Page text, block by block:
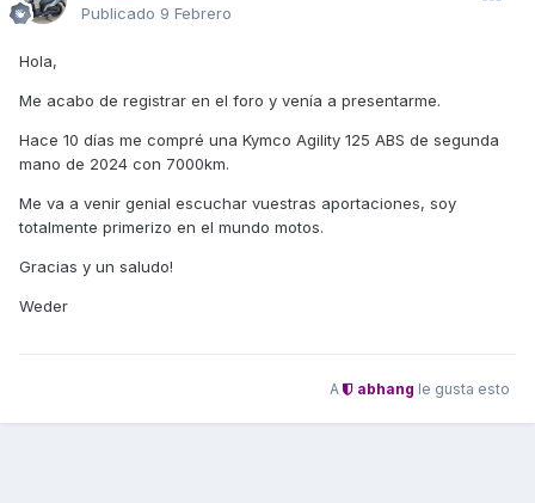
Publicado 9 Febrero
Hola,
Me acabo de registrar en el foro y venía a presentarme.
Hace 10 días me compré una Kymco Agility 125 ABS de segunda
mano de 2024 con 7000km.
Me va a venir genial escuchar vuestras aportaciones, soy
totalmente primerizo en el mundo motos.
Gracias y un saludo!
Weder
A abhang le gusta esto